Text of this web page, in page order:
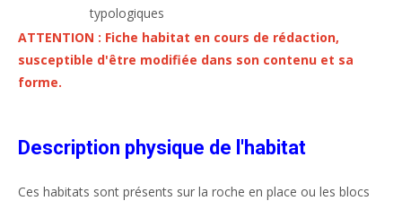
typologiques
ATTENTION : Fiche habitat en cours de rédaction,
susceptible d'être modifiée dans son contenu et sa
forme.
Description physique de l'habitat
Ces habitats sont présents sur la roche en place ou les blocs